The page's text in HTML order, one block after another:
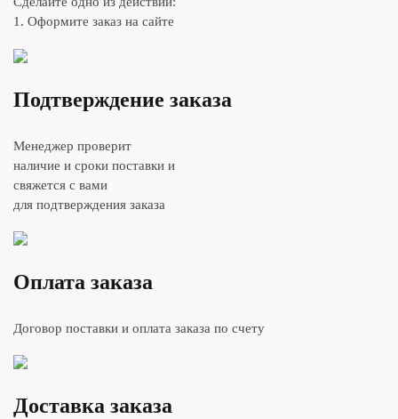
1. Оформите заказ на сайте
Подтверждение заказа
Менеджер проверит
наличие и сроки поставки и
свяжется с вами
для подтверждения заказа
Оплата заказа
Договор поставки и оплата заказа по счету
Доставка заказа